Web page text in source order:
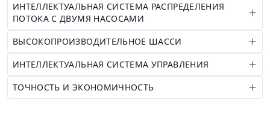
ИНТЕЛЛЕКТУАЛЬНАЯ СИСТЕМА РАСПРЕДЕЛЕНИЯ
ПОТОКА С ДВУМЯ НАСОСАМИ
ВЫСОКОПРОИЗВОДИТЕЛЬНОЕ ШАССИ
ИНТЕЛЛЕКТУАЛЬНАЯ СИСТЕМА УПРАВЛЕНИЯ
ТОЧНОСТЬ И ЭКОНОМИЧНОСТЬ